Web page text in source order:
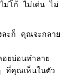
ม่โก้ ไม่เด่น ไม่
ละก็ คุณจะกลาย
ยบ่อนทำลาย
ที่คุณเห็นในตัว